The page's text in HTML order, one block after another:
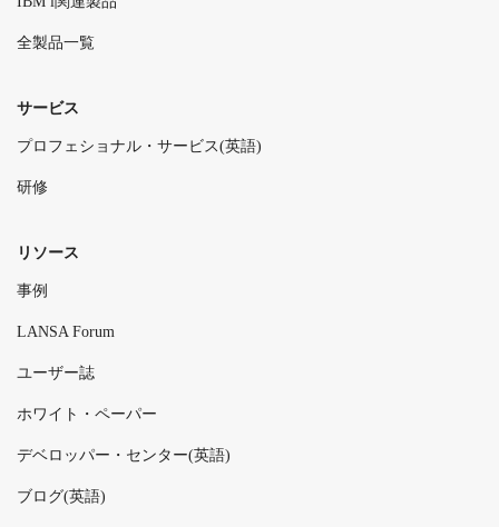
全製品一覧
サービス
プロフェショナル・サービス(英語)
研修
リソース
事例
LANSA Forum
ユーザー誌
ホワイト・ペーパー
デベロッパー・センター(英語)
ブログ(英語)